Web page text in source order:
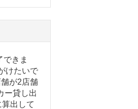
きま
けたいで
が2店舗
ー貸し出
出して